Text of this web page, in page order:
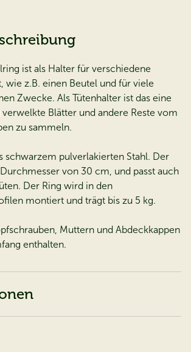
ist als Halter für verschiedene
wie z.B. einen Beutel und für viele
Zwecke. Als Tütenhalter ist das eine
Blätter und andere Reste vom
zu sammeln.
schwarzem pulverlakierten Stahl. Der
von 30 cm, und passt auch
Der Ring wird in den
montiert und trägt bis zu 5 kg.
Muttern und Abdeckkappen
enthalten.